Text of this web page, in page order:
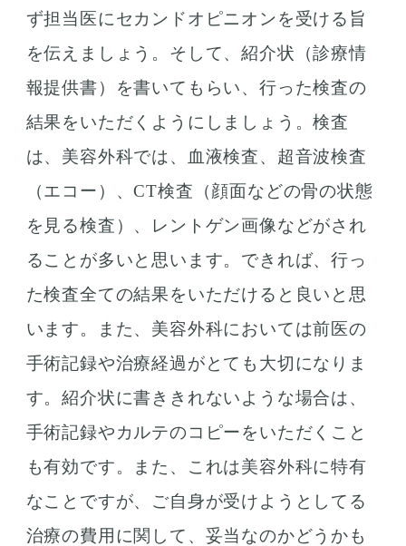
ず担当医にセカンドオピニオンを受ける旨
を伝えましょう。そして、紹介状（診療情
報提供書）を書いてもらい、行った検査の
結果をいただくようにしましょう。検査
は、美容外科では、血液検査、超音波検査
（エコー）、CT検査（顔面などの骨の状態
を見る検査）、レントゲン画像などがされ
ることが多いと思います。できれば、行っ
た検査全ての結果をいただけると良いと思
います。また、美容外科においては前医の
手術記録や治療経過がとても大切になりま
す。紹介状に書ききれないような場合は、
手術記録やカルテのコピーをいただくこと
も有効です。また、これは美容外科に特有
なことですが、ご自身が受けようとしてる
治療の費用に関して、妥当なのかどうかも